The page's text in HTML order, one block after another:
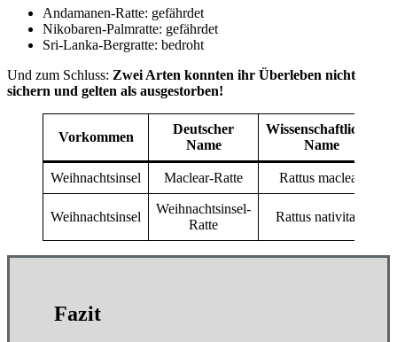
Andamanen-Ratte: gefährdet
Nikobaren-Palmratte: gefährdet
Sri-Lanka-Bergratte: bedroht
Und zum Schluss: Zwei Arten konnten ihr Überleben nicht
sichern und gelten als ausgestorben!
Vorkommen
Deutscher
Name
Wissenschaftlicher
Name
Weihnachtsinsel Maclear-Ratte Rattus macleari
Weihnachtsinsel
Weihnachtsinsel-
Ratte
Rattus nativitatis
Fazit